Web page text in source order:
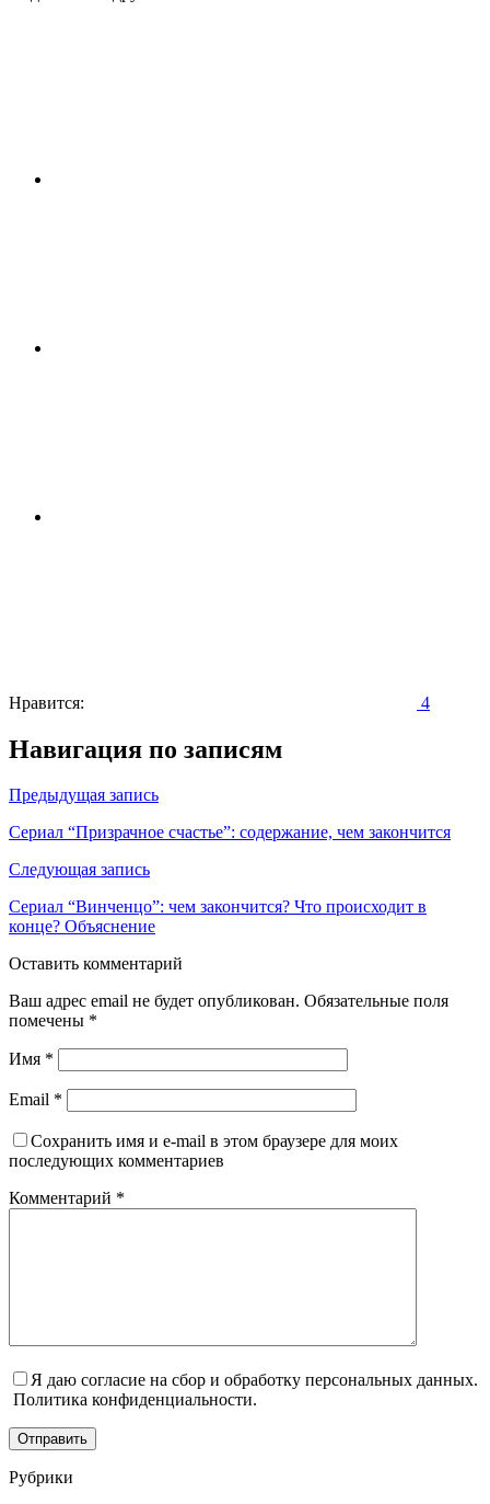
Нравится: 4
Навигация по записям
Предыдущая запись
Сериал “Призрачное счастье”: содержание, чем закончится
Следующая запись
Сериал “Винченцо”: чем закончится? Что происходит в
конце? Объяснение
Оставить комментарий
Ваш адрес email не будет опубликован. Обязательные поля
помечены *
Имя *
Email *
Сохранить имя и e-mail в этом браузере для моих
последующих комментариев
Комментарий *
Я даю согласие на сбор и обработку персональных данных.
Политика конфиденциальности.
Отправить
Рубрики